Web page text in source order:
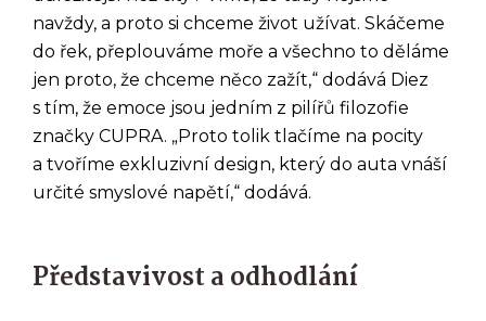
navždy, a proto si chceme život užívat. Skáčeme
do řek, přeplouváme moře a všechno to děláme
jen proto, že chceme něco zažít,“ dodává Diez
s tím, že emoce jsou jedním z pilířů filozofie
značky CUPRA. „Proto tolik tlačíme na pocity
a tvoříme exkluzivní design, který do auta vnáší
určité smyslové napětí,“ dodává.
Představivost a odhodlání